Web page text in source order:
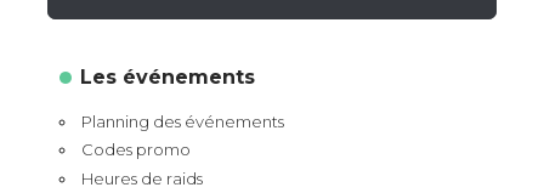
Les événements
Planning des événements
Codes promo
Heures de raids